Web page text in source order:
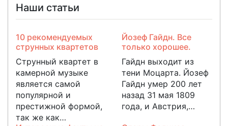
Наши статьи
10 рекомендуемых
струнных квартетов
Струнный квартет в
камерной музыке
является самой
популярной и
престижной формой,
так же как…
Йозеф Гайдн. Все
только хорошее.
Гайдн выходит из
тени Моцарта. Йозеф
Гайдн умер 200 лет
назад 31 мая 1809
года, и Австрия,…